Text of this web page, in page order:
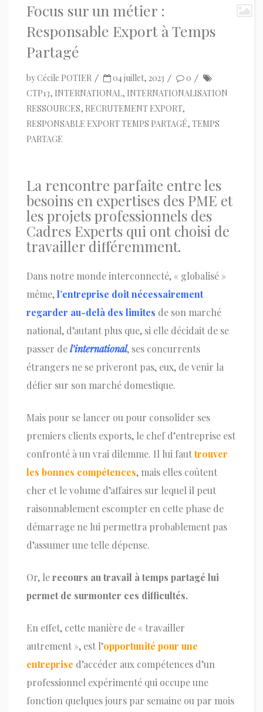
Focus sur un métier :
Responsable Export à Temps
Partagé
byCécile POTIER 04 juillet, 2023
0
CTP13, INTERNATIONAL, INTERNATIONALISATION
RESSOURCES, RECRUTEMENT EXPORT,
RESPONSABLE EXPORT TEMPS PARTAGÉ, TEMPS
PARTAGE
La rencontre parfaite entre les
besoins en expertises des PME et
les projets professionnels des
Cadres Experts qui ont choisi de
travailler différemment.
Dans notre monde interconnecté, « globalisé »
même,l’entreprise doit nécessairement
regarder au-delà des limites de son marché
national, d’autant plus que, si elle décidait de se
passer del’international, ses concurrents
étrangers ne se priveront pas, eux, de venir la
défier sur son marché domestique.
Mais pour se lancer ou pour consolider ses
premiers clients exports, le chef d’entreprise est
confronté à un vrai dilemme. Il lui fauttrouver
les bonnes compétences, mais elles coûtent
cher et le volume d’affaires sur lequel il peut
raisonnablement escompter en cette phase de
démarrage ne lui permettra probablement pas
d’assumer une telle dépense.
Or, lerecours au travail à temps partagé lui
permet de surmonter ces difficultés.
En effet, cette manière de « travailler
autrement », est l’opportunité pour une
entreprise d’accéder aux compétences d’un
professionnel expérimenté qui occupe une
fonction quelques jours par semaine ou par mois